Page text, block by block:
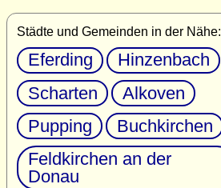
Städte und Gemeinden in der Nähe:
Eferding
Hinzenbach
Scharten
Alkoven
Pupping
Buchkirchen
Feldkirchen an der
Donau